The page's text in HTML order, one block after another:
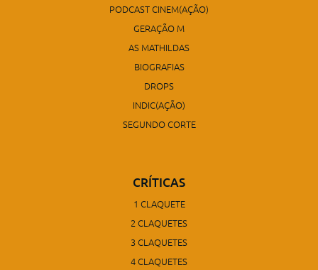
PODCAST CINEM(AÇÃO)
GERAÇÃO M
AS MATHILDAS
BIOGRAFIAS
DROPS
INDIC(AÇÃO)
SEGUNDO CORTE
CRÍTICAS
1 CLAQUETE
2 CLAQUETES
3 CLAQUETES
4 CLAQUETES